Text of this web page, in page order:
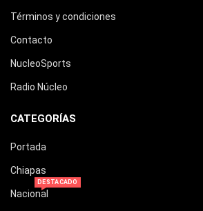
Términos y condiciones
Contacto
NucleoSports
Radio Núcleo
CATEGORÍAS
Portada
Chiapas
Nacional
DESTACADO